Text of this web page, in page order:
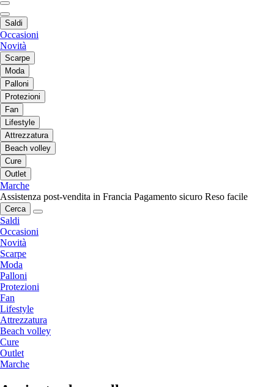
Saldi
Occasioni
Novità
Scarpe
Moda
Palloni
Protezioni
Fan
Lifestyle
Attrezzatura
Beach volley
Cure
Outlet
Marche
Assistenza post-vendita in Francia Pagamento sicuro Reso facile
Cerca
Saldi
Occasioni
Novità
Scarpe
Moda
Palloni
Protezioni
Fan
Lifestyle
Attrezzatura
Beach volley
Cure
Outlet
Marche